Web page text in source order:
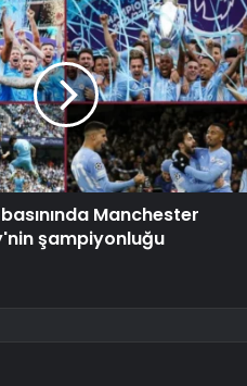
Manchester
şampiyonluğu